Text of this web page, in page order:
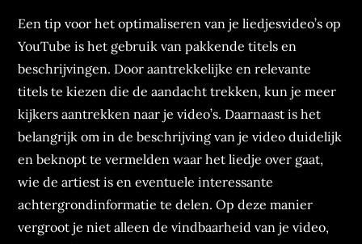
Een tip voor het optimaliseren van je liedjesvideo’s op
YouTube is het gebruik van pakkende titels en
beschrijvingen. Door aantrekkelijke en relevante
titels te kiezen die de aandacht trekken, kun je meer
kijkers aantrekken naar je video’s. Daarnaast is het
belangrijk om in de beschrijving van je video duidelijk
en beknopt te vermelden waar het liedje over gaat,
wie de artiest is en eventuele interessante
achtergrondinformatie te delen. Op deze manier
vergroot je niet alleen de vindbaarheid van je video,